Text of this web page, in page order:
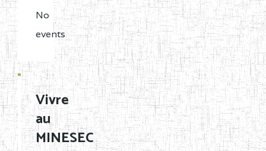
No
events
Vivre
au
MINESEC